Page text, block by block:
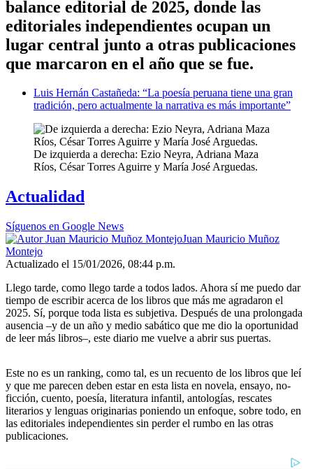
balance editorial de 2025, donde las
editoriales independientes ocupan un
lugar central junto a otras publicaciones
que marcaron en el año que se fue.
Luis Hernán Castañeda: “La poesía peruana tiene una gran
tradición, pero actualmente la narrativa es más importante”
De izquierda a derecha: Ezio Neyra, Adriana Maza
Ríos, César Torres Aguirre y María José Arguedas.
Actualidad
Síguenos en Google News
Juan Mauricio Muñoz
Montejo
Actualizado el 15/01/2026, 08:44 p.m.
Llego tarde, como llego tarde a todos lados. Ahora sí me puedo dar
tiempo de escribir acerca de los libros que más me agradaron el
2025. Sí, porque toda lista es subjetiva. Después de una prolongada
ausencia –y de un año y medio sabático que me dio la oportunidad
de leer más libros–, este diario me vuelve a abrir sus puertas.
Este no es un ranking, como tal, es un recuento de los libros que leí
y que me parecen deben estar en esta lista en novela, ensayo, no-
ficción, cuento, poesía, literatura infantil, antologías, rescates
literarios y lenguas originarias poniendo un enfoque, sobre todo, en
las editoriales independientes sin perder el rumbo en las otras
publicaciones.